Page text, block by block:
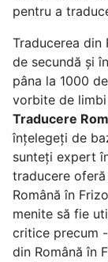
pentru a
Traducerea din
de secundă și
pâna la 1000
vorbite de
Traducere
înțelegeți de
sunteți expert
traducere
Română în
menite să fie
critice precum
din Română în